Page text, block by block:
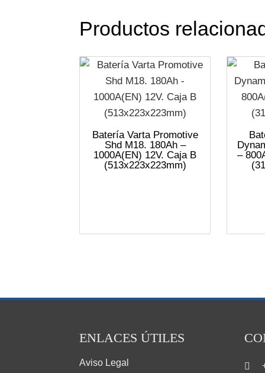
Productos
Batería Varta Promotive
Shd M18. 180Ah –
1000A(EN) 12V. Caja B
(513x223x223mm)
–
ENLACES ÚTILES
Aviso Legal